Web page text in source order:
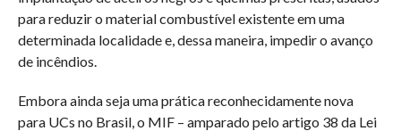
para reduzir o material combustível existente em uma
determinada localidade e, dessa maneira, impedir o avanço
de incêndios.
Embora ainda seja uma prática reconhecidamente nova
para UCs no Brasil, o MIF – amparado pelo artigo 38 da Lei